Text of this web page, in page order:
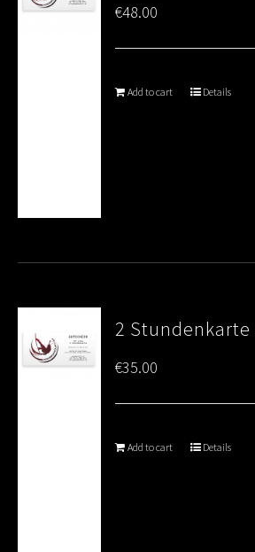
€48.00
Add to cart Details
2 Stundenkarte
€35.00
Add to cart Details